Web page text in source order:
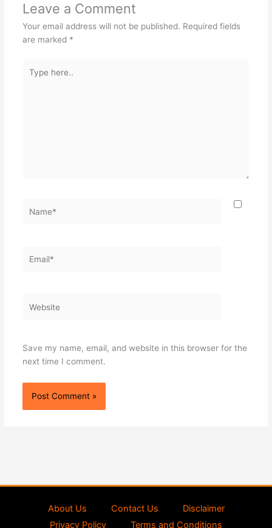
Leave a Comment
Your email address will not be published. Required fields
are marked *
here..
Save my name, email, and website in this browser for the
next time I comment.
About Us Contact Us
Disclaimer
Privacy Policy
Terms and Conditions